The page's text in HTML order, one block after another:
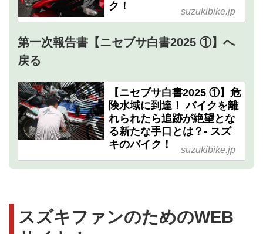
ク！
suzukibike.jp
第一次報告書【ニセブサ白書2025 ①】へ
戻る
【ニセブサ白書2025 ①】危
険水域に到達！ バイクを離
れられたら追跡が絶望とな
る新たな手口とは？- スズ
キのバイク！
suzukibike.jp
スズキファンのためのWEB